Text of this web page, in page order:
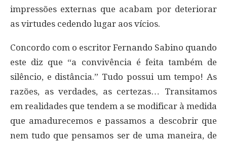
impressões externas que acabam por deteriorar
as virtudes cedendo lugar aos vícios.
Concordo com o escritor Fernando Sabino quando
este diz que “a convivência é feita também de
silêncio, e distância.” Tudo possui um tempo! As
razões, as verdades, as certezas… Transitamos
em realidades que tendem a se modificar à medida
que amadurecemos e passamos a descobrir que
nem tudo que pensamos ser de uma maneira, de